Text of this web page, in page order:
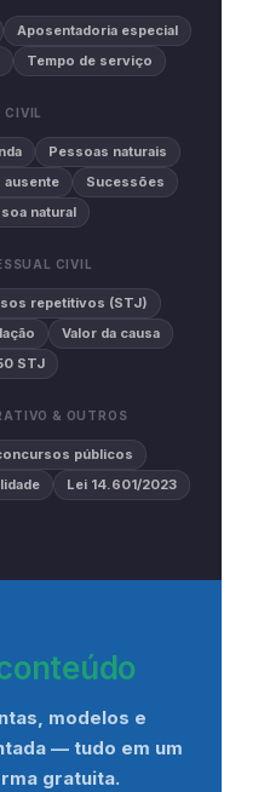
Aposentadoria especial
Tempo de serviço
CIVIL
Pessoas naturais
ausente
Sucessões
natural
CIVIL
repetitivos (STJ)
Valor da causa
STJ
& OUTROS
públicos
Lei 14.601/2023
modelos e
— tudo em um
gratuita.